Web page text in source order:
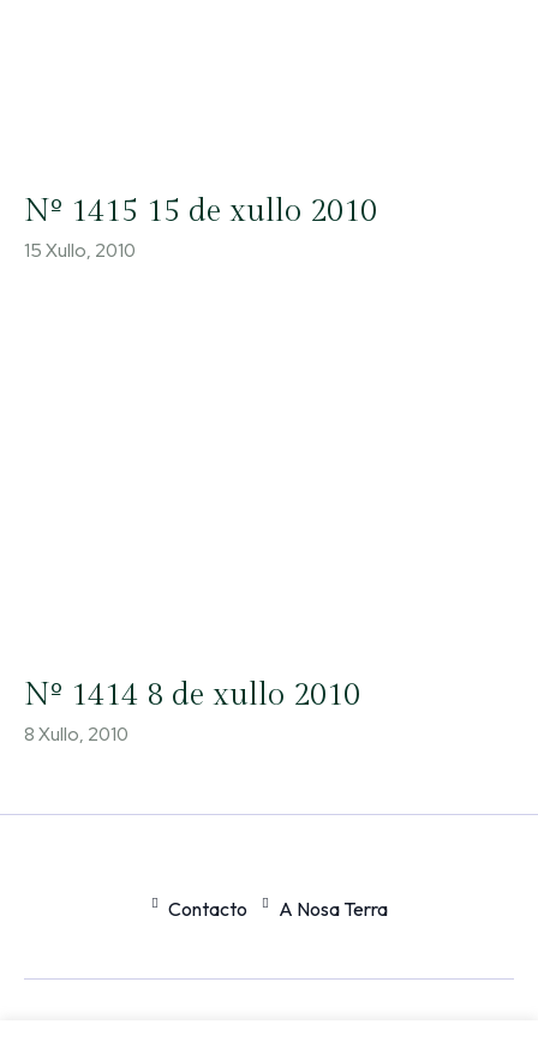
Nº 1415 15 de xullo 2010
15 Xullo, 2010
Nº 1414 8 de xullo 2010
8 Xullo, 2010
Contacto A Nosa Terra